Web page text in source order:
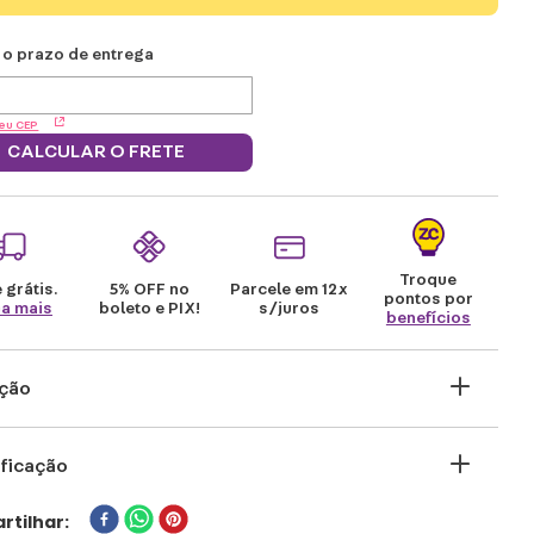
CEP
CALCULAR O FRETE
grátis.
mais
5% OFF no
boleto e PIX!
Parcele em 12x
s/juros
Troque
pontos por
benefícios
lookinho para arrasar? A gente te ajuda!
composição em 100% em algodão, essa